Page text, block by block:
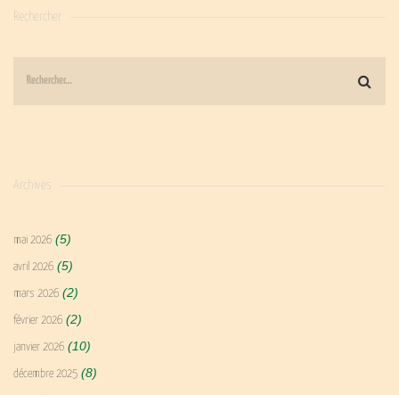
Rechercher
Archives
mai 2026 (5)
avril 2026 (5)
mars 2026 (2)
février 2026 (2)
janvier 2026 (10)
décembre 2025 (8)